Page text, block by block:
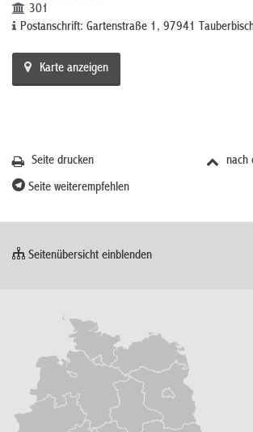
301
Postanschrift: Gartenstraße 1, 97941
Karte anzeigen
nach
Seite drucken
Seite weiterempfehlen
Seitenübersicht einblenden